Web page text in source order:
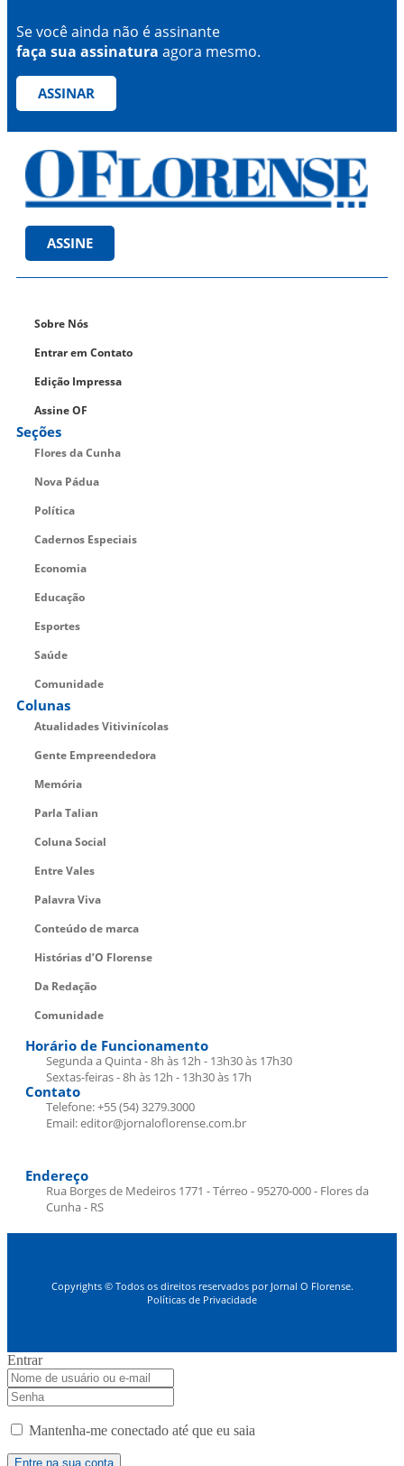
Se você ainda não é assinante
faça sua assinatura agora mesmo.
ASSINAR
ASSINE
Sobre Nós
Entrar em Contato
Edição Impressa
Assine OF
Seções
Flores da Cunha
Nova Pádua
Política
Cadernos Especiais
Economia
Educação
Esportes
Saúde
Comunidade
Colunas
Atualidades Vitivinícolas
Gente Empreendedora
Memória
Parla Talian
Coluna Social
Entre Vales
Palavra Viva
Conteúdo de marca
Histórias d’O Florense
Da Redação
Comunidade
Horário de Funcionamento
Segunda a Quinta - 8h às 12h - 13h30 às 17h30
Sextas-feiras - 8h às 12h - 13h30 às 17h
Contato
Telefone: +55 (54) 3279.3000
Email: editor@jornaloflorense.com.br
Endereço
Rua Borges de Medeiros 1771 - Térreo - 95270-000 - Flores da
Cunha - RS
Copyrights © Todos os direitos reservados por Jornal O Florense.
Políticas de Privacidade
Entrar
Mantenha-me conectado até que eu saia